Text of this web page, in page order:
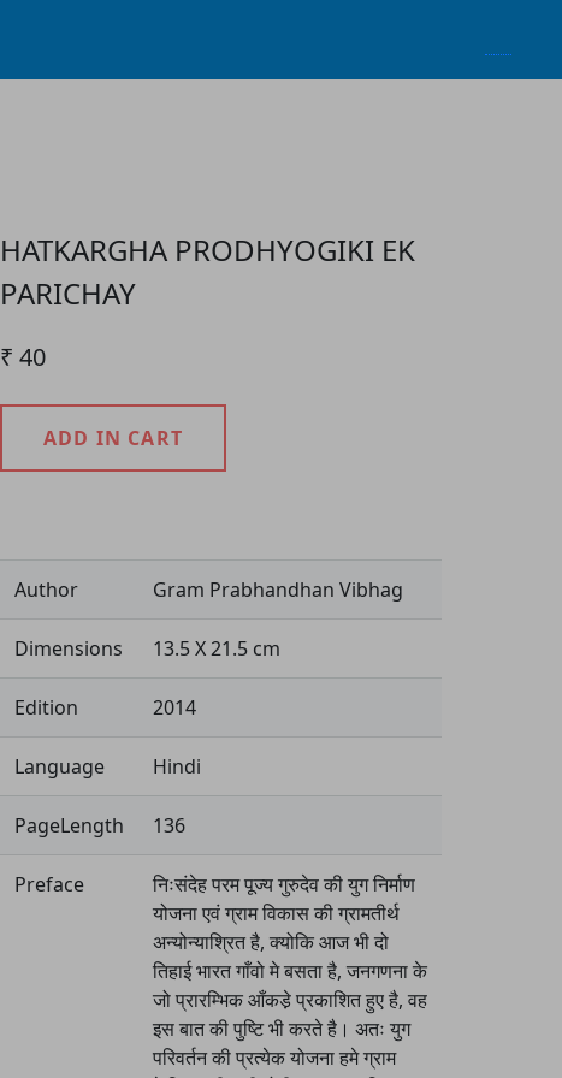
HATKARGHA PRODHYOGIKI EK
PARICHAY
₹ 40
ADD IN CART
Author Gram Prabhandhan Vibhag
Dimensions 13.5 X 21.5 cm
Edition 2014
Language Hindi
PageLength 136
Preface
निःसंदेह परम पूज्य गुरुदेव की युग निर्माण
योजना एवं ग्राम विकास की ग्रामतीर्थ
अन्योन्याश्रित है, क्योकि आज भी दो
तिहाई भारत गाँवो मे बसता है, जनगणना के
जो प्रारम्भिक आँकडे़ प्रकाशित हुए है, वह
इस बात की पुष्टि भी करते है। अतः युग
परिवर्तन की प्रत्येक योजना हमे ग्राम